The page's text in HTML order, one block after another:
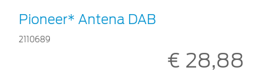
Pioneer* Antena DAB
2110689
€ 28,88